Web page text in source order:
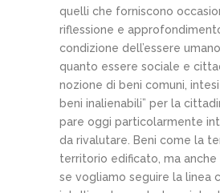
quelli che forniscono
riflessione e
condizione dell’essere
quanto essere sociale e
nozione di beni comuni,
beni inalienabili” per la
pare oggi particolarmente
da rivalutare. Beni come la
territorio edificato, ma anche
se vogliamo seguire la linea